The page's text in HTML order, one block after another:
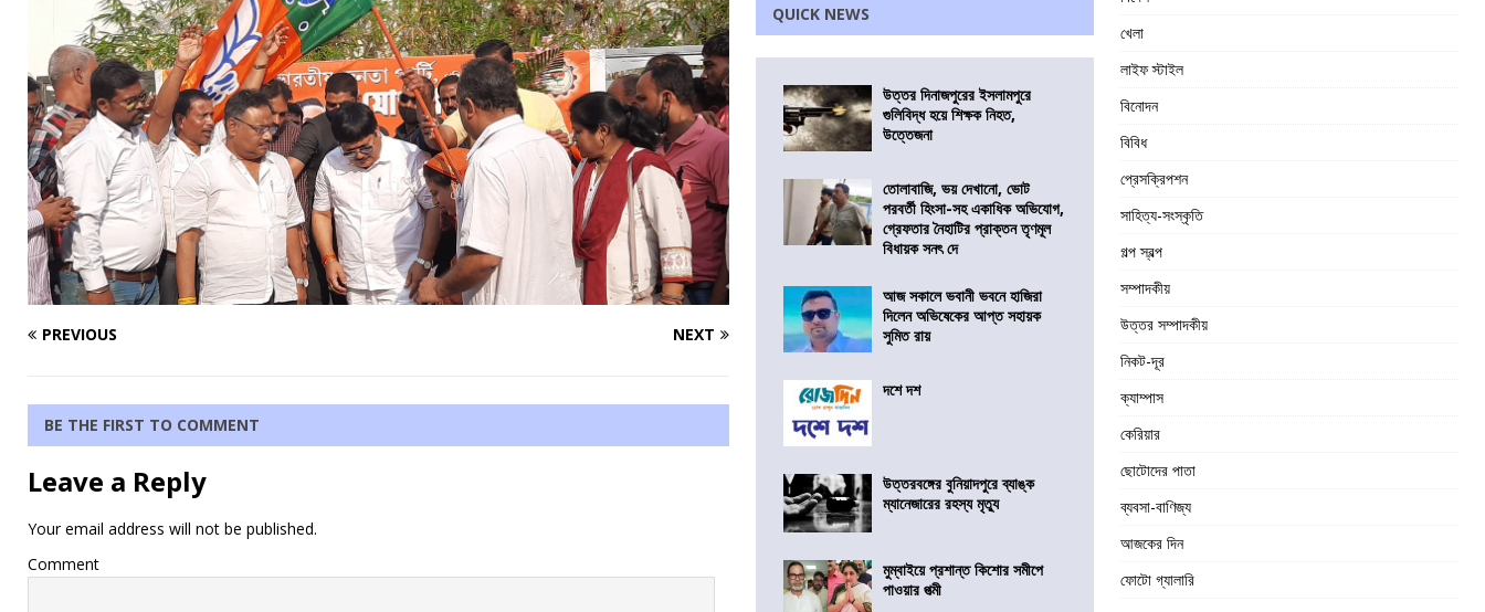
PREVIOUS NEXT
BE THE FIRST TO COMMENT
Leave a Reply
Your email address will not be published.
Comment
QUICK NEWS
উত্তর দিনাজপুরের ইসলামপুরে
গুলিবিদ্ধ হয়ে শিক্ষক নিহত,
উত্তেজনা
তোলাবাজি, ভয় দেখানো, ভোট
পরবর্তী হিংসা-সহ একাধিক অভিযোগ,
গ্রেফতার নৈহাটির প্রাক্তন তৃণমূল
বিধায়ক সনৎ দে
আজ সকালে ভবানী ভবনে হাজিরা
দিলেন অভিষেকের আপ্ত সহায়ক
সুমিত রায়
দশে দশ
উত্তরবঙ্গের বুনিয়াদপুরে ব্যাঙ্ক
ম্যানেজারের রহস্য মৃত্যু
মুম্বাইয়ে প্রশান্ত কিশোর সমীপে
পাওয়ার পত্মী
খেলা
লাইফ স্টাইল
বিনোদন
বিবিধ
প্রেসক্রিপশন
সাহিত্য-সংস্কৃতি
গল্প স্বল্প
সম্পাদকীয়
উত্তর সম্পাদকীয়
নিকট-দূর
ক্যাম্পাস
কেরিয়ার
ছোটোদের পাতা
ব্যবসা-বাণিজ্য
আজকের দিন
ফোটো গ্যালারি